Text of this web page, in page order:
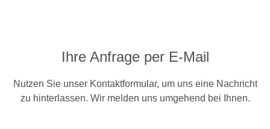
Ihre Anfrage per E-Mail
Nutzen Sie unser Kontaktformular, um uns eine Nachricht
zu hinterlassen. Wir melden uns umgehend bei Ihnen.